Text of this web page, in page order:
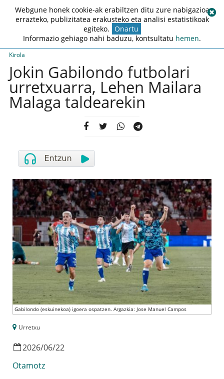
Kirola
Jokin Gabilondo futbolari
urretxuarra, Lehen Mailara
Malaga taldearekin
Urretxu
Gabilondo (eskuinekoa) igoera ospatzen. Argazkia: Jose Manuel Campos
2026/06/22
Otamotz
Webgune honek cookie-ak erabiltzen ditu zure nabigazioa
errazteko, publizitatea erakusteko eta analisi estatistikoak
egiteko. Onartu
Informazio gehiago nahi baduzu, kontsultatu hemen.